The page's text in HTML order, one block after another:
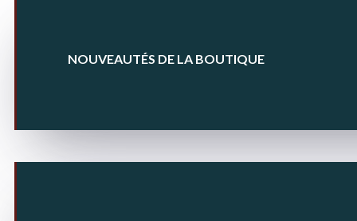
NOUVEAUTÉS DE LA BOUTIQUE